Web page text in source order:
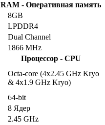
RAM - Оперативная память
8GB
LPDDR4
Dual Channel
1866 MHz
Процессор - CPU
Octa-core (4x2.45 GHz Kryo
& 4x1.9 GHz Kryo)
64-bit
8 Ядер
2.45 GHz